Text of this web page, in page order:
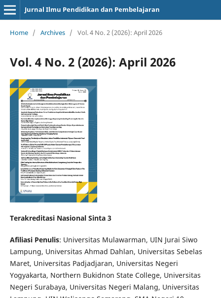
Jurnal Ilmu Pendidikan dan Pembelajaran
Home / Archives / Vol. 4 No. 2 (2026): April 2026
Vol. 4 No. 2 (2026): April 2026
Terakreditasi Nasional Sinta 3
Afiliasi Penulis: Universitas Mulawarman, UIN Jurai Siwo
Lampung, Universitas Ahmad Dahlan, Universitas Sebelas
Maret, Universitas Padjadjaran, Universitas Negeri
Yogyakarta, Northern Bukidnon State College, Universitas
Negeri Surabaya, Universitas Negeri Malang, Universitas